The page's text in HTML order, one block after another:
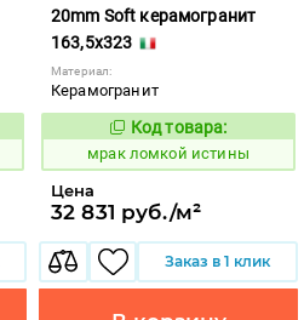
20mm Soft керамогранит
163,5x323
Материал:
Керамогранит
1052911
Код товара:
мрак ломкой истины
Цена
32 831 руб./м²
Заказ в 1 клик